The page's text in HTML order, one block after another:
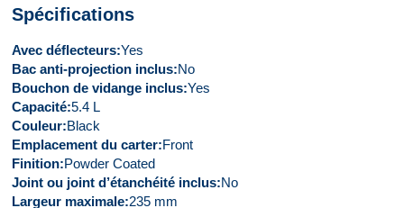
Spécifications
Avec déflecteurs Yes
Bac anti-projection inclus No
Bouchon de vidange inclus Yes
Capacité 5.4 L
Couleur Black
Emplacement du carter Front
Finition Powder Coated
Joint ou joint d’étanchéité inclus No
Largeur maximale 235 mm